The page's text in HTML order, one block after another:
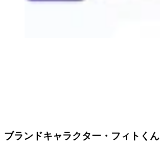
ブランドキャラクター・フィトくん